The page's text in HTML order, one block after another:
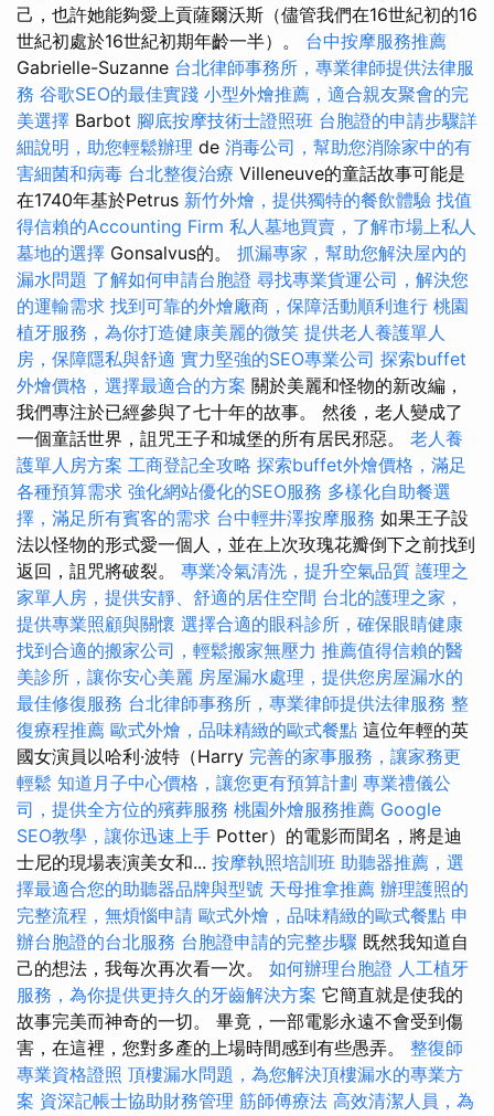
己，也許她能夠愛上貢薩爾沃斯（儘管我們在16世紀初的16
世紀初處於16世紀初期年齡一半）。 台中按摩服務推薦
Gabrielle-Suzanne 台北律師事務所，專業律師提供法律服
務 谷歌SEO的最佳實踐 小型外燴推薦，適合親友聚會的完
美選擇 Barbot 腳底按摩技術士證照班 台胞證的申請步驟詳
細說明，助您輕鬆辦理 de 消毒公司，幫助您消除家中的有
害細菌和病毒 台北整復治療 Villeneuve的童話故事可能是
在1740年基於Petrus 新竹外燴，提供獨特的餐飲體驗 找值
得信賴的Accounting Firm 私人墓地買賣，了解市場上私人
墓地的選擇 Gonsalvus的。 抓漏專家，幫助您解決屋內的
漏水問題 了解如何申請台胞證 尋找專業貨運公司，解決您
的運輸需求 找到可靠的外燴廠商，保障活動順利進行 桃園
植牙服務，為你打造健康美麗的微笑 提供老人養護單人
房，保障隱私與舒適 實力堅強的SEO專業公司 探索buffet
外燴價格，選擇最適合的方案 關於美麗和怪物的新改編，
我們專注於已經參與了七十年的故事。 然後，老人變成了
一個童話世界，詛咒王子和城堡的所有居民邪惡。 老人養
護單人房方案 工商登記全攻略 探索buffet外燴價格，滿足
各種預算需求 強化網站優化的SEO服務 多樣化自助餐選
擇，滿足所有賓客的需求 台中輕井澤按摩服務 如果王子設
法以怪物的形式愛一個人，並在上次玫瑰花瓣倒下之前找到
返回，詛咒將破裂。 專業冷氣清洗，提升空氣品質 護理之
家單人房，提供安靜、舒適的居住空間 台北的護理之家，
提供專業照顧與關懷 選擇合適的眼科診所，確保眼睛健康
找到合適的搬家公司，輕鬆搬家無壓力 推薦值得信賴的醫
美診所，讓你安心美麗 房屋漏水處理，提供您房屋漏水的
最佳修復服務 台北律師事務所，專業律師提供法律服務 整
復療程推薦 歐式外燴，品味精緻的歐式餐點 這位年輕的英
國女演員以哈利·波特（Harry 完善的家事服務，讓家務更
輕鬆 知道月子中心價格，讓您更有預算計劃 專業禮儀公
司，提供全方位的殯葬服務 桃園外燴服務推薦 Google
SEO教學，讓你迅速上手 Potter）的電影而聞名，將是迪
士尼的現場表演美女和... 按摩執照培訓班 助聽器推薦，選
擇最適合您的助聽器品牌與型號 天母推拿推薦 辦理護照的
完整流程，無煩惱申請 歐式外燴，品味精緻的歐式餐點 申
辦台胞證的台北服務 台胞證申請的完整步驟 既然我知道自
己的想法，我每次再次看一次。 如何辦理台胞證 人工植牙
服務，為你提供更持久的牙齒解決方案 它簡直就是使我的
故事完美而神奇的一切。 畢竟，一部電影永遠不會受到傷
害，在這裡，您對多產的上場時間感到有些愚弄。 整復師
專業資格證照 頂樓漏水問題，為您解決頂樓漏水的專業方
案 資深記帳士協助財務管理 筋師傅療法 高效清潔人員，為